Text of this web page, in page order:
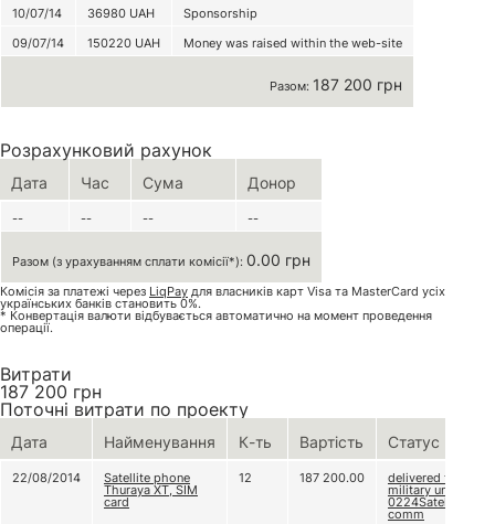
10/07/14 36980 UAH
Sponsorship
09/07/14
150220 UAH Money was raised within the web-site
Разом: 187 200 грн
Розрахунковий рахунок
Дата Час Сума Донор
-- -- -- --
Разом (з урахуванням сплати комісії*): 0.00 грн
Комісія за платежі через LiqPay для власників карт Visa та MasterCard усіх
українських банків становить 0%.
* Конвертація валюти відбувається автоматично на момент проведення
операції.
Витрати
187 200 грн
Поточні витрати по проекту
Дата Найменування К-ть Вартість Статус
22/08/2014 Satellite phone
Thuraya XT, SIM
card
12 187 200.00 delivered to
military unit A
0224Satelite-
comm